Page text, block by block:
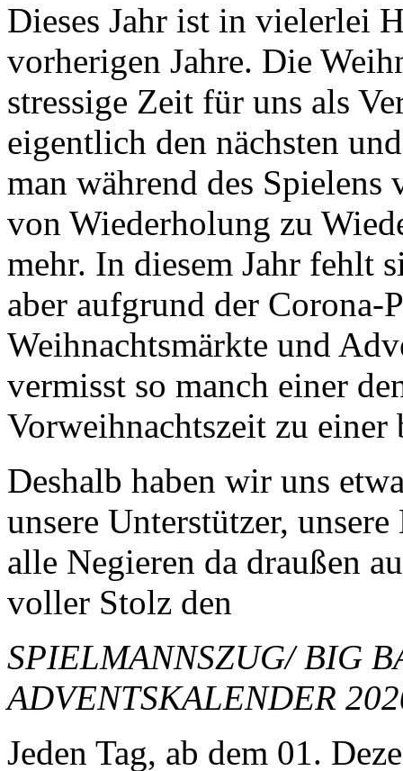
Dieses Jahr ist in vielerlei
vorherigen Jahre. Die
stressige Zeit für uns als
eigentlich den nächsten
man während des
von Wiederholung zu
mehr. In diesem Jahr fehlt
aber aufgrund der Corona-
Weihnachtsmärkte und
vermisst so manch einer
Vorweihnachtszeit zu
Deshalb haben wir uns
unsere Unterstützer,
alle Negieren da draußen
voller Stolz den
SPIELMANNSZUG/ BIG
ADVENTSKALENDER
Jeden Tag, ab dem 01.